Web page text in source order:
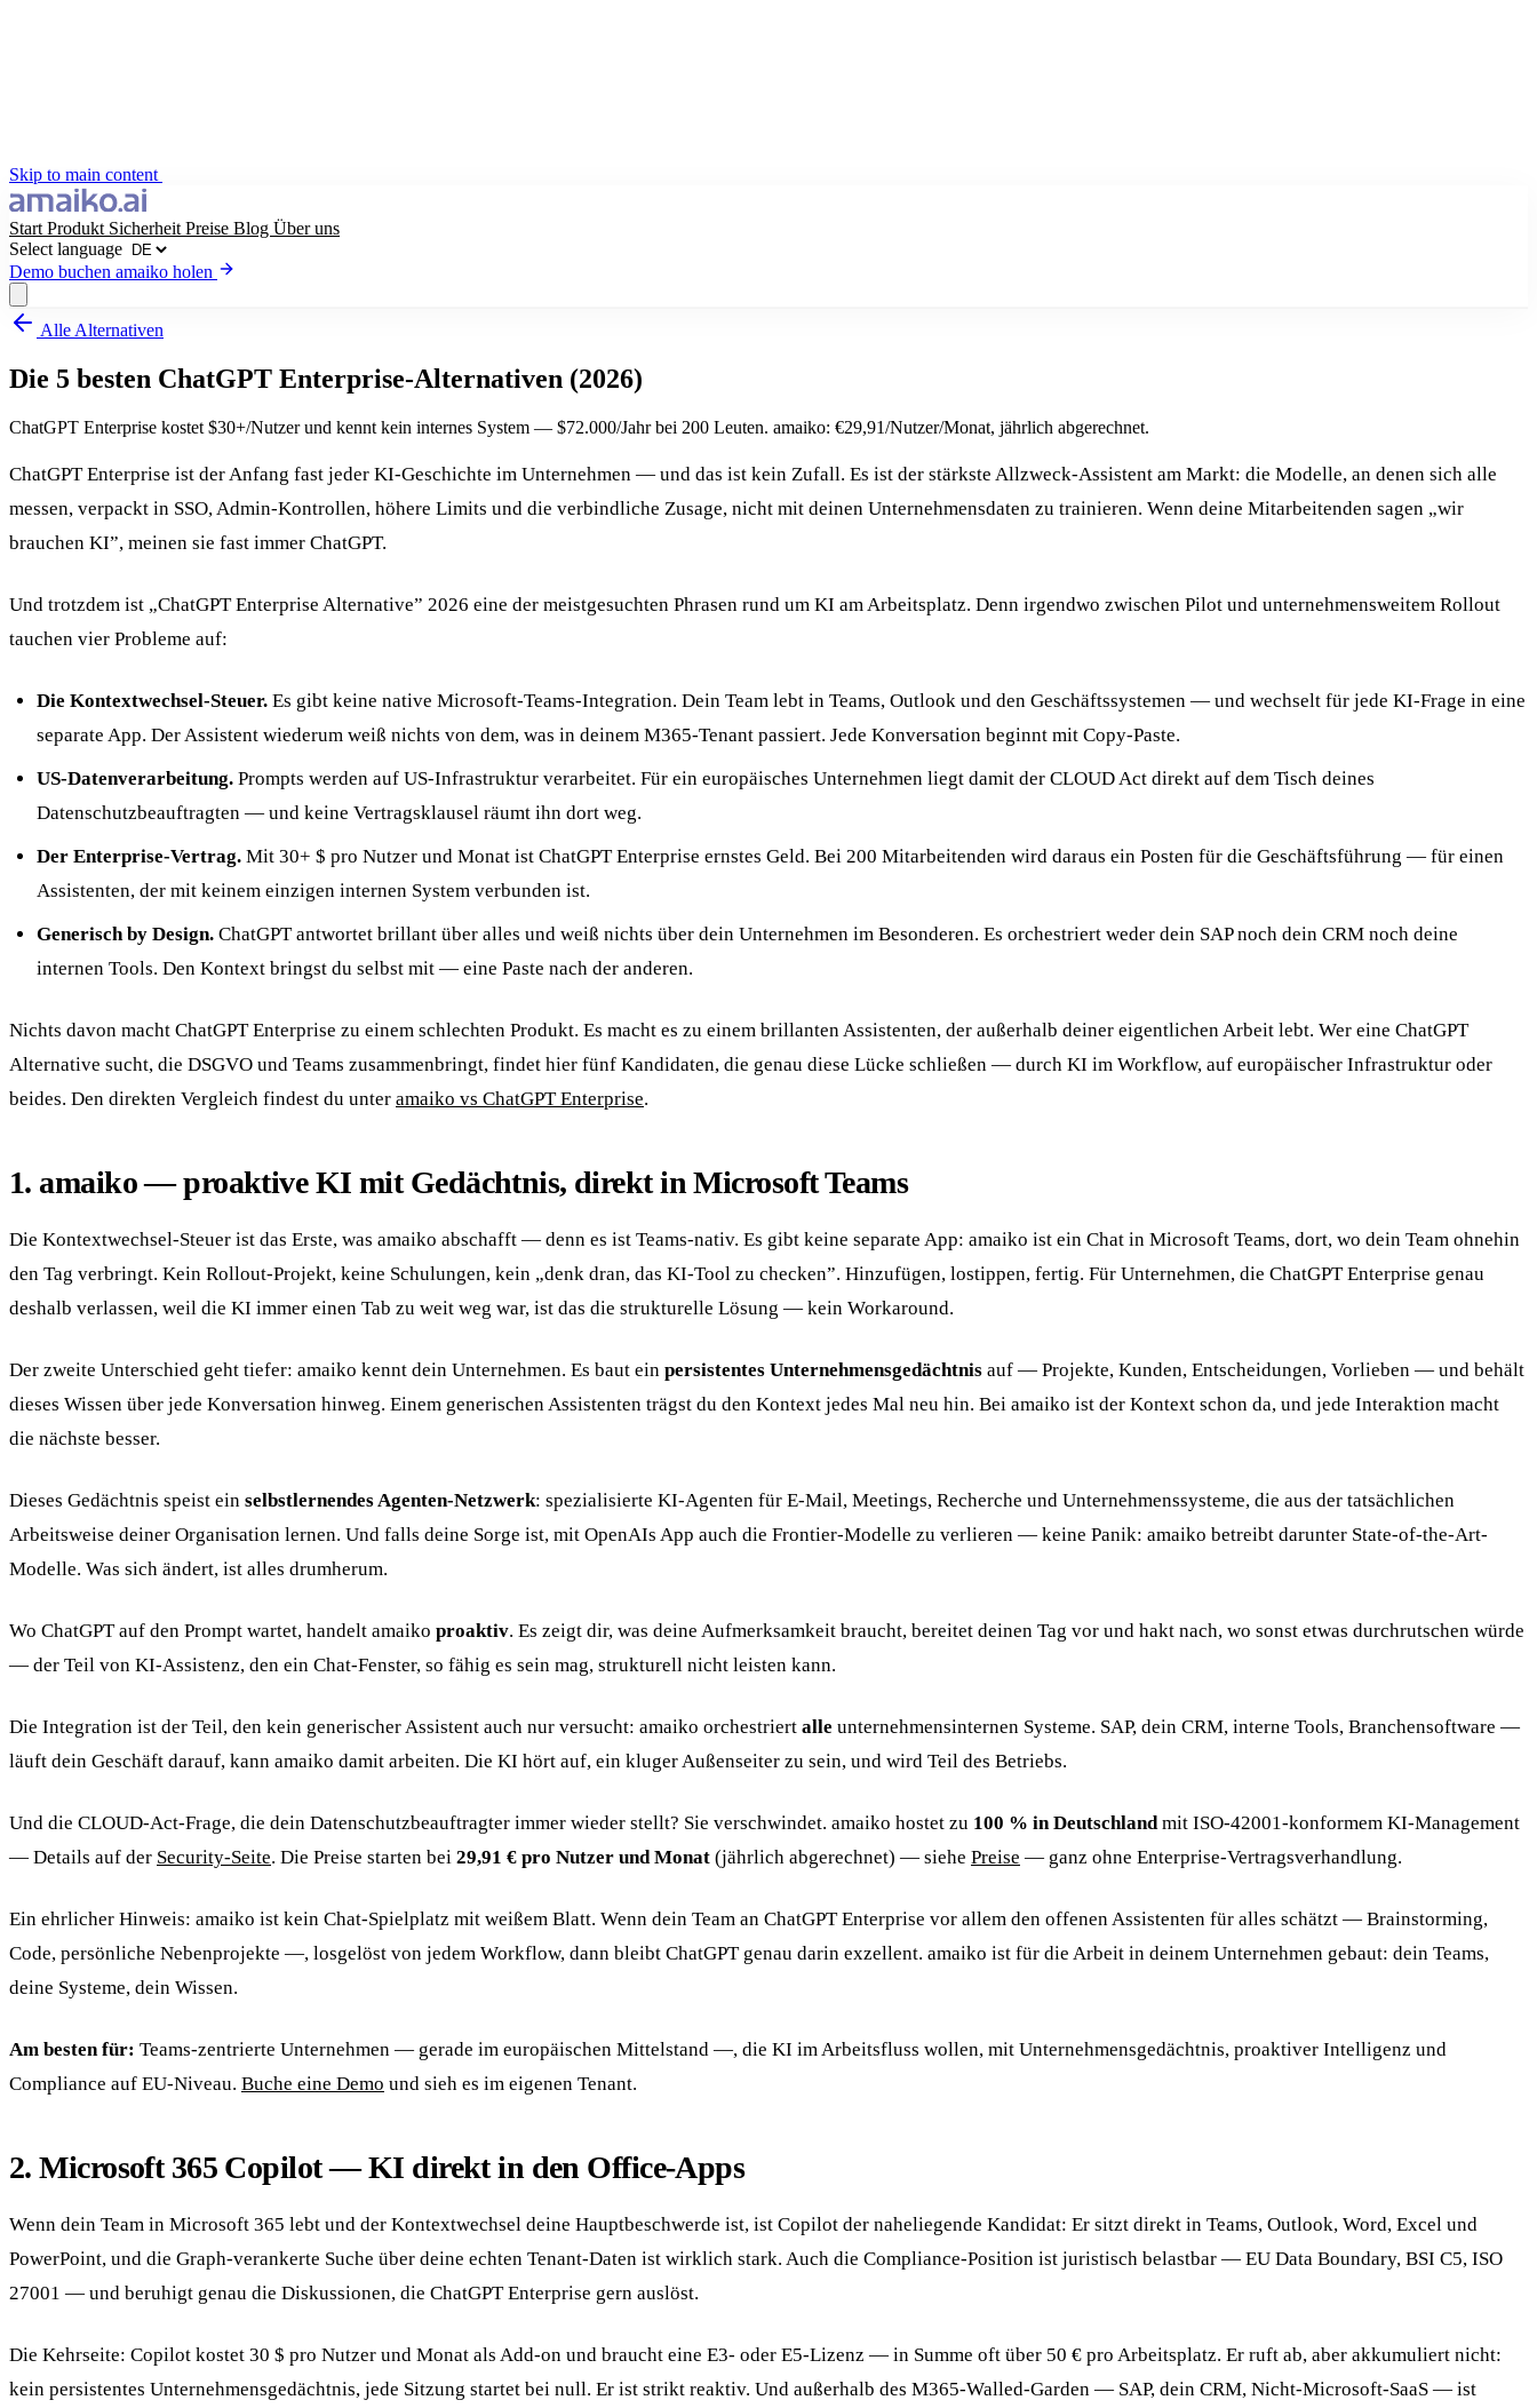
Skip to main content
Start Produkt Sicherheit Preise Blog Über uns
Select language
Demo buchen amaiko holen
amaiko holen Demo buchen
Select language
Alle Alternativen
Die 5 besten ChatGPT Enterprise-Alternativen (2026)
ChatGPT Enterprise kostet $30+/Nutzer und kennt kein internes System — $72.000/Jahr bei 200 Leuten. amaiko: €29,91/Nutzer/Monat, jährlich abgerechnet.
ChatGPT Enterprise ist der Anfang fast jeder KI-Geschichte im Unternehmen — und das ist kein Zufall. Es ist der stärkste Allzweck-Assistent am Markt: die Modelle, an denen sich alle
messen, verpackt in SSO, Admin-Kontrollen, höhere Limits und die verbindliche Zusage, nicht mit deinen Unternehmensdaten zu trainieren. Wenn deine Mitarbeitenden sagen „wir
brauchen KI”, meinen sie fast immer ChatGPT.
Und trotzdem ist „ChatGPT Enterprise Alternative” 2026 eine der meistgesuchten Phrasen rund um KI am Arbeitsplatz. Denn irgendwo zwischen Pilot und unternehmensweitem Rollout
tauchen vier Probleme auf:
Die Kontextwechsel-Steuer. Es gibt keine native Microsoft-Teams-Integration. Dein Team lebt in Teams, Outlook und den Geschäftssystemen — und wechselt für jede KI-Frage in eine
separate App. Der Assistent wiederum weiß nichts von dem, was in deinem M365-Tenant passiert. Jede Konversation beginnt mit Copy-Paste.
US-Datenverarbeitung. Prompts werden auf US-Infrastruktur verarbeitet. Für ein europäisches Unternehmen liegt damit der CLOUD Act direkt auf dem Tisch deines
Datenschutzbeauftragten — und keine Vertragsklausel räumt ihn dort weg.
Der Enterprise-Vertrag. Mit 30+ $ pro Nutzer und Monat ist ChatGPT Enterprise ernstes Geld. Bei 200 Mitarbeitenden wird daraus ein Posten für die Geschäftsführung — für einen
Assistenten, der mit keinem einzigen internen System verbunden ist.
Generisch by Design. ChatGPT antwortet brillant über alles und weiß nichts über dein Unternehmen im Besonderen. Es orchestriert weder dein SAP noch dein CRM noch deine
internen Tools. Den Kontext bringst du selbst mit — eine Paste nach der anderen.
Nichts davon macht ChatGPT Enterprise zu einem schlechten Produkt. Es macht es zu einem brillanten Assistenten, der außerhalb deiner eigentlichen Arbeit lebt. Wer eine ChatGPT
Alternative sucht, die DSGVO und Teams zusammenbringt, findet hier fünf Kandidaten, die genau diese Lücke schließen — durch KI im Workflow, auf europäischer Infrastruktur oder
beides. Den direkten Vergleich findest du unter amaiko vs ChatGPT Enterprise.
1. amaiko — proaktive KI mit Gedächtnis, direkt in Microsoft Teams
Die Kontextwechsel-Steuer ist das Erste, was amaiko abschafft — denn es ist Teams-nativ. Es gibt keine separate App: amaiko ist ein Chat in Microsoft Teams, dort, wo dein Team ohnehin
den Tag verbringt. Kein Rollout-Projekt, keine Schulungen, kein „denk dran, das KI-Tool zu checken”. Hinzufügen, lostippen, fertig. Für Unternehmen, die ChatGPT Enterprise genau
deshalb verlassen, weil die KI immer einen Tab zu weit weg war, ist das die strukturelle Lösung — kein Workaround.
Der zweite Unterschied geht tiefer: amaiko kennt dein Unternehmen. Es baut ein persistentes Unternehmensgedächtnis auf — Projekte, Kunden, Entscheidungen, Vorlieben — und behält
dieses Wissen über jede Konversation hinweg. Einem generischen Assistenten trägst du den Kontext jedes Mal neu hin. Bei amaiko ist der Kontext schon da, und jede Interaktion macht
die nächste besser.
Dieses Gedächtnis speist ein selbstlernendes Agenten-Netzwerk: spezialisierte KI-Agenten für E-Mail, Meetings, Recherche und Unternehmenssysteme, die aus der tatsächlichen
Arbeitsweise deiner Organisation lernen. Und falls deine Sorge ist, mit OpenAIs App auch die Frontier-Modelle zu verlieren — keine Panik: amaiko betreibt darunter State-of-the-Art-
Modelle. Was sich ändert, ist alles drumherum.
Wo ChatGPT auf den Prompt wartet, handelt amaiko proaktiv. Es zeigt dir, was deine Aufmerksamkeit braucht, bereitet deinen Tag vor und hakt nach, wo sonst etwas durchrutschen würde
— der Teil von KI-Assistenz, den ein Chat-Fenster, so fähig es sein mag, strukturell nicht leisten kann.
Die Integration ist der Teil, den kein generischer Assistent auch nur versucht: amaiko orchestriert alle unternehmensinternen Systeme. SAP, dein CRM, interne Tools, Branchensoftware —
läuft dein Geschäft darauf, kann amaiko damit arbeiten. Die KI hört auf, ein kluger Außenseiter zu sein, und wird Teil des Betriebs.
Und die CLOUD-Act-Frage, die dein Datenschutzbeauftragter immer wieder stellt? Sie verschwindet. amaiko hostet zu 100 % in Deutschlandmit ISO-42001-konformem KI-Management
— Details auf der Security-Seite. Die Preise starten bei 29,91 € pro Nutzer und Monat (jährlich abgerechnet) — siehe Preise — ganz ohne Enterprise-Vertragsverhandlung.
Ein ehrlicher Hinweis: amaiko ist kein Chat-Spielplatz mit weißem Blatt. Wenn dein Team an ChatGPT Enterprise vor allem den offenen Assistenten für alles schätzt — Brainstorming,
Code, persönliche Nebenprojekte —, losgelöst von jedem Workflow, dann bleibt ChatGPT genau darin exzellent. amaiko ist für die Arbeit in deinem Unternehmen gebaut: dein Teams,
deine Systeme, dein Wissen.
Am besten für: Teams-zentrierte Unternehmen — gerade im europäischen Mittelstand —, die KI im Arbeitsfluss wollen, mit Unternehmensgedächtnis, proaktiver Intelligenz und
Compliance auf EU-Niveau. Buche eine Demo und sieh es im eigenen Tenant.
2. Microsoft 365 Copilot — KI direkt in den Office-Apps
Wenn dein Team in Microsoft 365 lebt und der Kontextwechsel deine Hauptbeschwerde ist, ist Copilot der naheliegende Kandidat: Er sitzt direkt in Teams, Outlook, Word, Excel und
PowerPoint, und die Graph-verankerte Suche über deine echten Tenant-Daten ist wirklich stark. Auch die Compliance-Position ist juristisch belastbar — EU Data Boundary, BSI C5, ISO
27001 — und beruhigt genau die Diskussionen, die ChatGPT Enterprise gern auslöst.
Die Kehrseite: Copilot kostet 30 $ pro Nutzer und Monat als Add-on und braucht eine E3- oder E5-Lizenz — in Summe oft über 50 € pro Arbeitsplatz. Er ruft ab, aber akkumuliert nicht:
kein persistentes Unternehmensgedächtnis, jede Sitzung startet bei null. Er ist strikt reaktiv. Und außerhalb des M365-Walled-Garden — SAP, dein CRM, Nicht-Microsoft-SaaS — ist